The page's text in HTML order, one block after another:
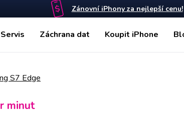
Zánovní iPhony za nejlepší cenu!
Servis Záchrana dat Koupit iPhone
S7 Edge
minut